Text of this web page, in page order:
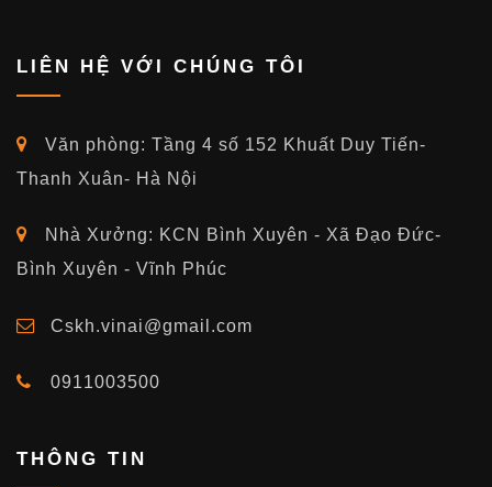
LIÊN HỆ VỚI CHÚNG TÔI
Văn phòng: Tầng 4 số 152 Khuất Duy Tiến-
Thanh Xuân- Hà Nội
Nhà Xưởng: KCN Bình Xuyên - Xã Đạo Đức-
Bình Xuyên - Vĩnh Phúc
Cskh.vinai@gmail.com
0911003500
THÔNG TIN